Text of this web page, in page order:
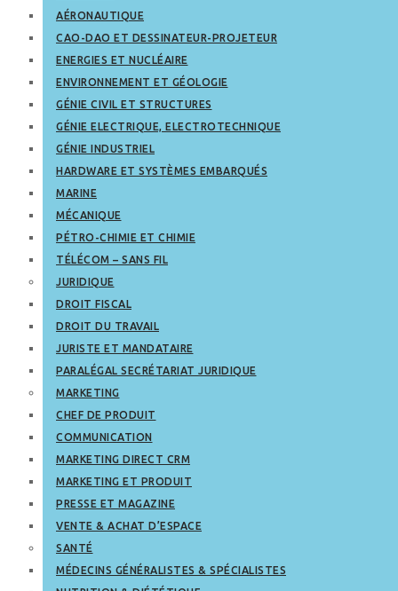
AÉRONAUTIQUE
CAO-DAO ET DESSINATEUR-PROJETEUR
ENERGIES ET NUCLÉAIRE
ENVIRONNEMENT ET GÉOLOGIE
GÉNIE CIVIL ET STRUCTURES
GÉNIE ELECTRIQUE, ELECTROTECHNIQUE
GÉNIE INDUSTRIEL
HARDWARE ET SYSTÈMES EMBARQUÉS
MARINE
MÉCANIQUE
PÉTRO-CHIMIE ET CHIMIE
TÉLÉCOM – SANS FIL
JURIDIQUE
DROIT FISCAL
DROIT DU TRAVAIL
JURISTE ET MANDATAIRE
PARALÉGAL SECRÉTARIAT JURIDIQUE
MARKETING
CHEF DE PRODUIT
COMMUNICATION
MARKETING DIRECT CRM
MARKETING ET PRODUIT
PRESSE ET MAGAZINE
VENTE & ACHAT D’ESPACE
SANTÉ
MÉDECINS GÉNÉRALISTES & SPÉCIALISTES